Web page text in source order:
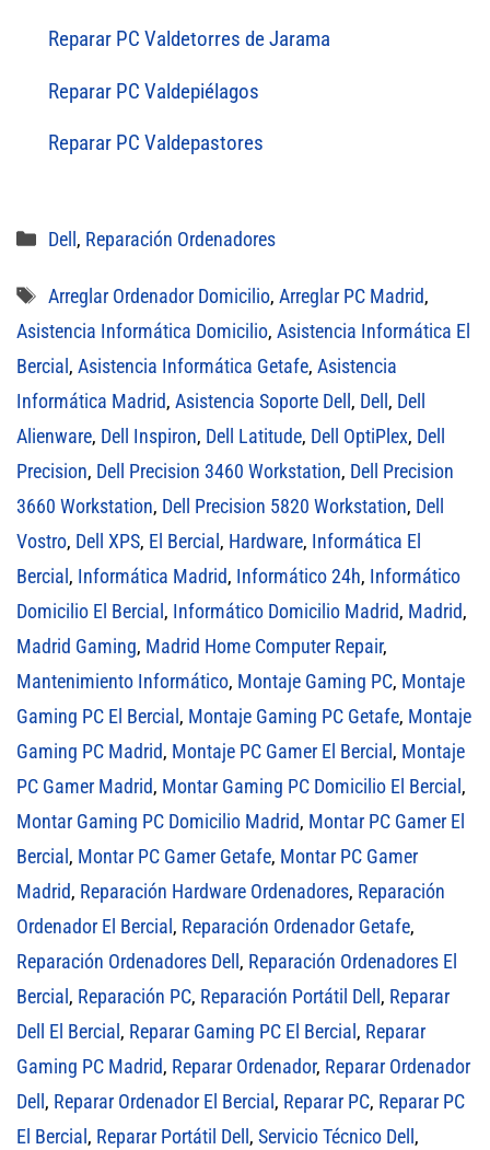
Reparar PC Valdetorres de Jarama
Reparar PC Valdepiélagos
Reparar PC Valdepastores
Categorías
Dell , Reparación Ordenadores
Etiquetas
Arreglar Ordenador Domicilio, Arreglar PC Madrid,
Asistencia Informática Domicilio, Asistencia Informática El
Bercial , Asistencia Informática Getafe, Asistencia
Informática Madrid, Asistencia Soporte Dell , Dell , Dell
Alienware, Dell Inspiron, Dell Latitude, Dell OptiPlex, Dell
Precision, Dell Precision 3460 Workstation, Dell Precision
3660 Workstation, Dell Precision 5820 Workstation, Dell
Vostro, Dell XPS, El Bercial , Hardware, Informática El
Bercial , Informática Madrid, Informático 24h, Informático
Domicilio El Bercial , Informático Domicilio Madrid, Madrid,
Madrid Gaming, Madrid Home Computer Repair,
Mantenimiento Informático, Montaje Gaming PC, Montaje
Gaming PC El Bercial , Montaje Gaming PC Getafe, Montaje
Gaming PC Madrid, Montaje PC Gamer El Bercial , Montaje
PC Gamer Madrid, Montar Gaming PC Domicilio El Bercial ,
Montar Gaming PC Domicilio Madrid, Montar PC Gamer El
Bercial , Montar PC Gamer Getafe, Montar PC Gamer
Madrid, Reparación Hardware Ordenadores, Reparación
Ordenador El Bercial , Reparación Ordenador Getafe,
Reparación Ordenadores Dell , Reparación Ordenadores El
Bercial , Reparación PC, Reparación Portátil Dell , Reparar
Dell El Bercial , Reparar Gaming PC El Bercial , Reparar
Gaming PC Madrid, Reparar Ordenador, Reparar Ordenador
Dell , Reparar Ordenador El Bercial , Reparar PC, Reparar PC
El Bercial , Reparar Portátil Dell , Servicio Técnico Dell ,